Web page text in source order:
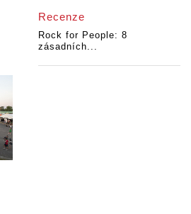
Recenze
Rock for People: 8
zásadních...